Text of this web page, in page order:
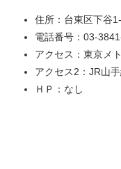
住所：台東区下谷
電話番号：03-
アクセス：東京メ
アクセス2：JR山
ＨＰ：なし